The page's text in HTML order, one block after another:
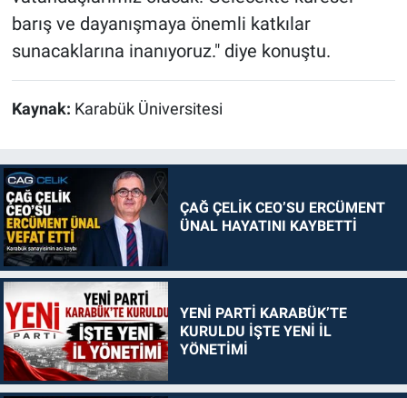
barış ve dayanışmaya önemli katkılar
sunacaklarına inanıyoruz." diye konuştu.
Kaynak: Karabük Üniversitesi
ÇAĞ ÇELİK CEO’SU ERCÜMENT
ÜNAL HAYATINI KAYBETTİ
YENİ PARTİ KARABÜK’TE
KURULDU İŞTE YENİ İL
YÖNETİMİ